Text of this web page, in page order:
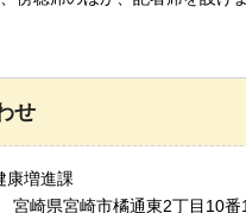
せ
康増進課
崎県宮崎市橘通東2丁目10番